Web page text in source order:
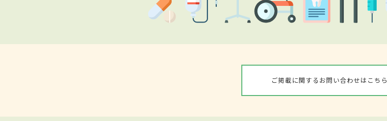
ご掲載に関するお問い合わせはこちら